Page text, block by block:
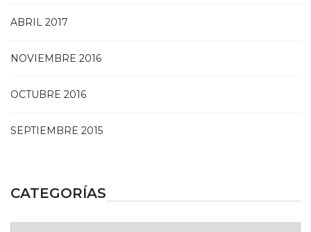
ABRIL 2017
NOVIEMBRE 2016
OCTUBRE 2016
SEPTIEMBRE 2015
CATEGORÍAS